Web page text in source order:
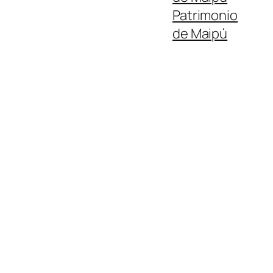
Patrimonio
de Maipú